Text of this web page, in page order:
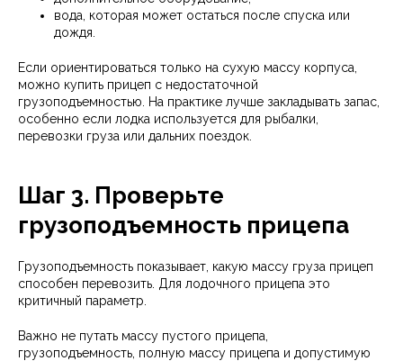
вода, которая может остаться после спуска или
дождя.
Если ориентироваться только на сухую массу корпуса,
можно купить прицеп с недостаточной
грузоподъемностью. На практике лучше закладывать запас,
особенно если лодка используется для рыбалки,
перевозки груза или дальних поездок.
Шаг 3. Проверьте
грузоподъемность прицепа
Грузоподъемность показывает, какую массу груза прицеп
способен перевозить. Для лодочного прицепа это
критичный параметр.
Важно не путать массу пустого прицепа,
грузоподъемность, полную массу прицепа и допустимую